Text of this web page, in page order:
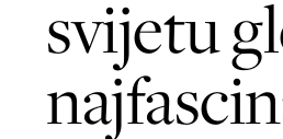
svijetu